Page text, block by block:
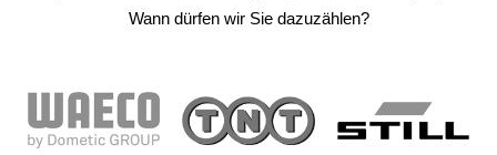
Wann dürfen wir Sie dazuzählen?